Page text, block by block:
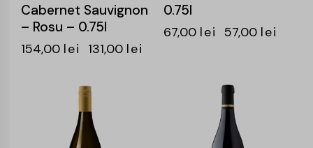
Cabernet Sauvignon
– Rosu – 0.75l
154,00 lei 131,00 lei
0.75l
67,00 lei 57,00 lei